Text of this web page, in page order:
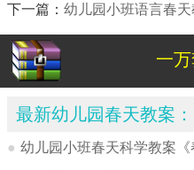
下一篇：幼儿园小班语言春
一
最新幼儿园春天教案：
● 幼儿园小班春天科学教案